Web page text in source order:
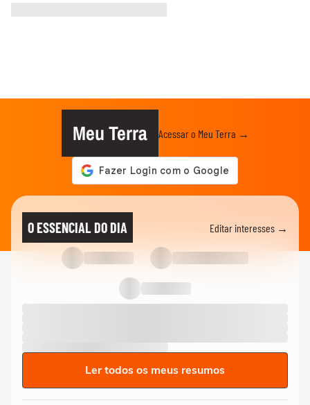
Meu Terra Acessar o Meu Terra →
O ESSENCIAL DO DIA Editar interesses →
Ler todos os meus resumos